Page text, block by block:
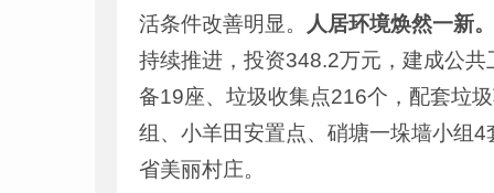
活条件改善明显。
人居环境焕然一新。
持续推进，投资348.2万元，建成公
备19座、垃圾收集点216个，配套垃
组、小羊田安置点、硝塘一垛墙小组
省美丽村庄。